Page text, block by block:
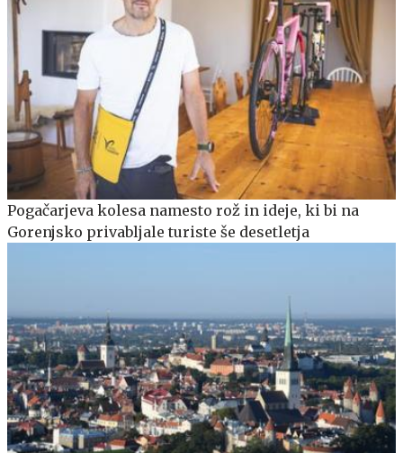
Pogačarjeva kolesa namesto rož in ideje, ki bi na
Gorenjsko privabljale turiste še desetletja